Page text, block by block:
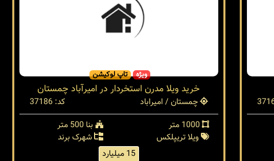
ویژه تاپ لوکیشن
خرید ویلا مدرن استخردار در امیرآباد چمستان
چمستان / امیراباد
کد: 37186